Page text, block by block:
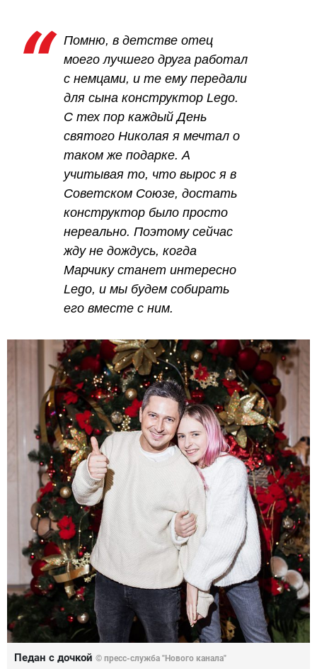
Помню, в детстве отец
моего лучшего друга работал
с немцами, и те ему передали
для сына конструктор Lego.
С тех пор каждый День
святого Николая я мечтал о
таком же подарке. А
учитывая то, что вырос я в
Советском Союзе, достать
конструктор было просто
нереально. Поэтому сейчас
жду не дождусь, когда
Марчику станет интересно
Lego, и мы будем собирать
его вместе с ним.
Педан с дочкой © пресс-служба "Нового канала"